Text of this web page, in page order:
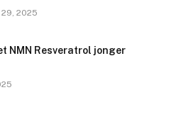
2025
NMN Resveratrol jonger